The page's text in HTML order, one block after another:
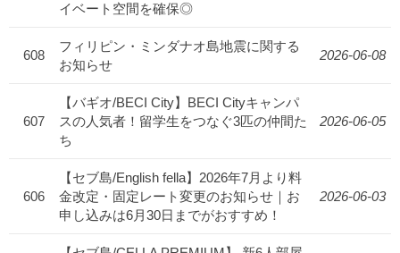
イベート空間を確保◎
608
フィリピン・ミンダナオ島地震に関する
お知らせ
2026-06-08
607
【バギオ/BECI City】BECI Cityキャンパ
スの人気者！留学生をつなぐ3匹の仲間た
ち
2026-06-05
606
【セブ島/English fella】2026年7月より料
金改定・固定レート変更のお知らせ｜お
申し込みは6月30日までがおすすめ！
2026-06-03